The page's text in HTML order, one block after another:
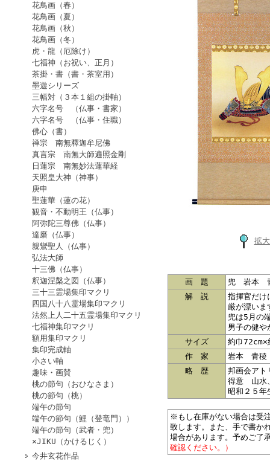
花鳥画（春）
花鳥画（夏）
花鳥画（秋）
花鳥画（冬）
虎・龍（厄除け）
七福神（お祝い、正月）
茶掛・書（書・茶室用）
墨遊シリーズ
三幅対（３本１組の掛軸）
六字名号 （仏事・書家）
六字名号 （仏事・住職）
佛心（書）
禅宗 南無釋迦牟尼佛
真言宗 南無大師遍照金剛
日蓮宗 南無妙法蓮華経
天照皇大神（神事）
庚申
聖蓮華（蓮の花）
観音・不動明王（仏事）
阿弥陀三尊佛（仏事）
達磨（仏事）
親鸞聖人（仏事）
弘法大師
十三佛（仏事）
釈迦涅槃之図（仏事）
三十三霊場集印マクリ
四国八十八霊場集印マクリ
法然上人二十五霊場集印マクリ
七福神集印マクリ
額用集印マクリ
集印完成軸
小さい軸
趣味・画賛
桃の節句（おひなさま）
桃の節句（桃）
端午の節句
端午の節句（鯉（登竜門））
端午の節句（武者・兜）
×JIKU（かけるじく）
今井玄花作品
拡
画 題
兜 岩本
解 説
指揮官だけ
厳が漂いま
兜は5月の
男子の健や
サイズ
約巾72cm×
作 家
岩本 青稜
略 歴
邦画会アト
得意 山水
昭和２５
※もし在庫がない場合は受
致します。また、手で書か
場合があります。予めご了
確認ください。）